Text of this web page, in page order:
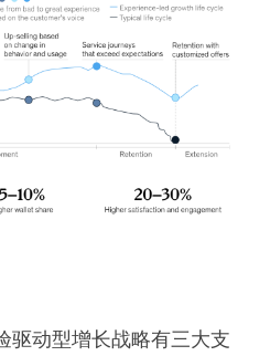
驱动型增长战略有三大支